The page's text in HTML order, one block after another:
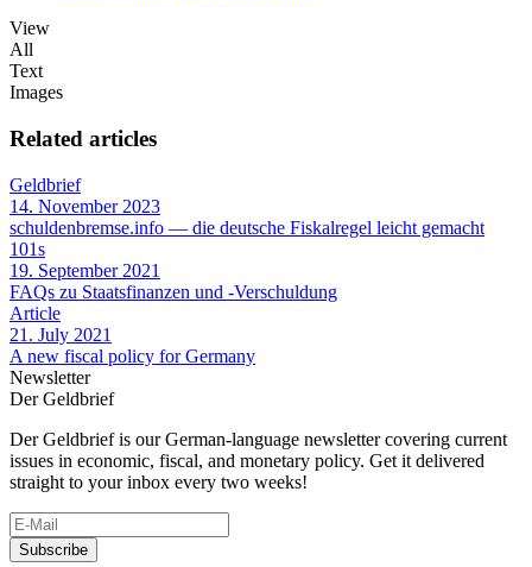
View
All
Text
Images
Related articles
Geldbrief
14. November 2023
schuldenbremse.info — die deutsche Fiskalregel leicht gemacht
101s
19. September 2021
FAQs zu Staatsfinanzen und -Verschuldung
Article
21. July 2021
A new fiscal policy for Germany
Newsletter
Der Geldbrief
Der Geldbrief is our German-language newsletter covering current
issues in economic, fiscal, and monetary policy. Get it delivered
straight to your inbox every two weeks!